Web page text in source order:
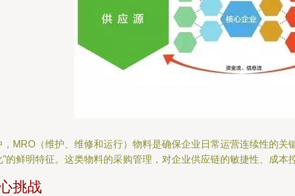
MRO（维护、维修和运行）物料是确保企业日常运营连续性的
的鲜明特征。这类物料的采购管理，对企业供应链的敏捷性、成本
挑战